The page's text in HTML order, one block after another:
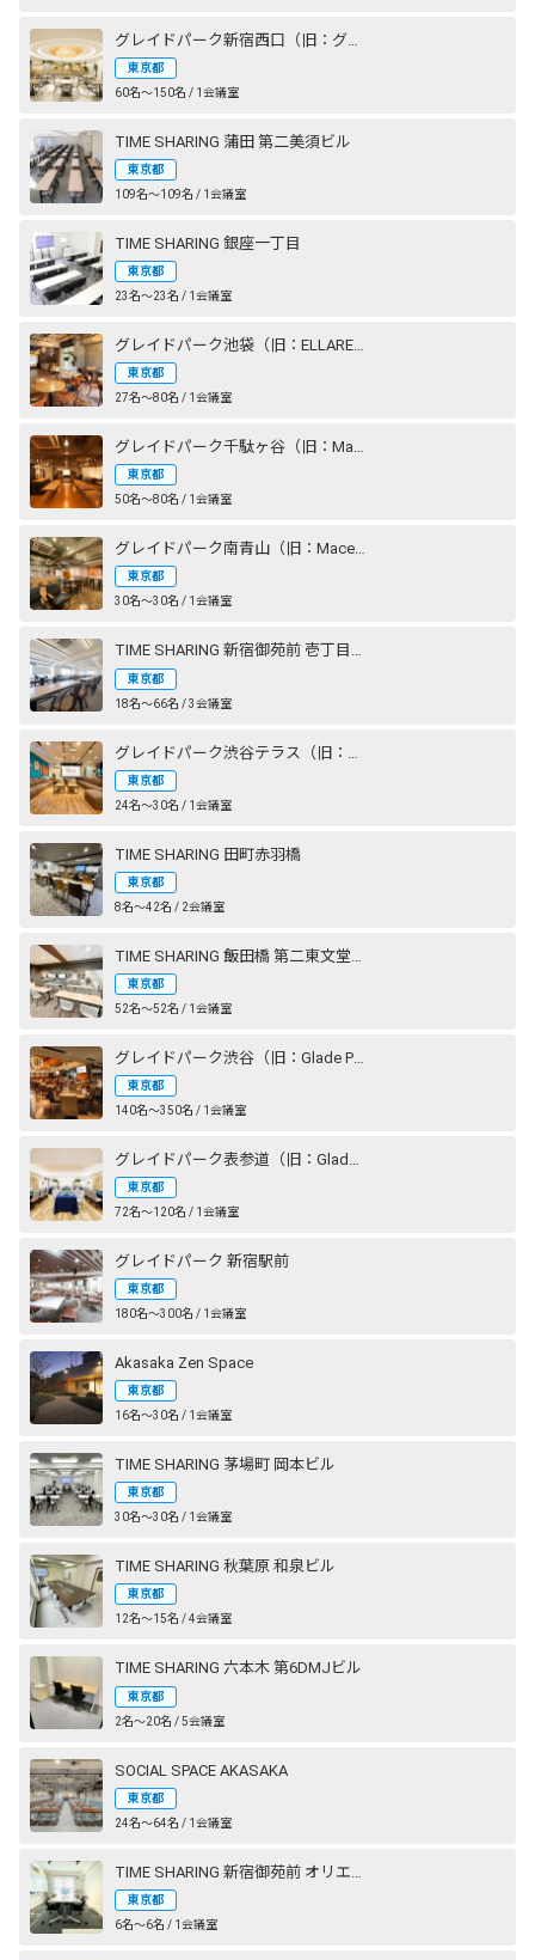
東京都
60名〜150名 / 1会議室
TIME SHARING 蒲田 第二美須ビル
東京都
109名〜109名 / 1会議室
TIME SHARING 銀座一丁目
東京都
23名〜23名 / 1会議室
グレイドパーク池袋（旧：ELLARE）
東京都
27名〜80名 / 1会議室
グレイドパーク千駄ヶ谷（旧：Mace千駄ヶ谷）
東京都
50名〜80名 / 1会議室
グレイドパーク南青山（旧：Mace南青山）
東京都
30名〜30名 / 1会議室
TIME SHARING 新宿御苑前 壱丁目参番館
東京都
18名〜66名 / 3会議室
東京都
24名〜30名 / 1会議室
TIME SHARING 田町赤羽橋
東京都
8名〜42名 / 2会議室
東京都
52名〜52名 / 1会議室
東京都
140名〜350名 / 1会議室
東京都
72名〜120名 / 1会議室
グレイドパーク 新宿駅前
東京都
180名〜300名 / 1会議室
Akasaka Zen Space
東京都
16名〜30名 / 1会議室
TIME SHARING 茅場町 岡本ビル
東京都
30名〜30名 / 1会議室
TIME SHARING 秋葉原 和泉ビル
東京都
12名〜15名 / 4会議室
TIME SHARING 六本木 第6DMJビル
東京都
2名〜20名 / 5会議室
SOCIAL SPACE AKASAKA
東京都
24名〜64名 / 1会議室
東京都
6名〜6名 / 1会議室